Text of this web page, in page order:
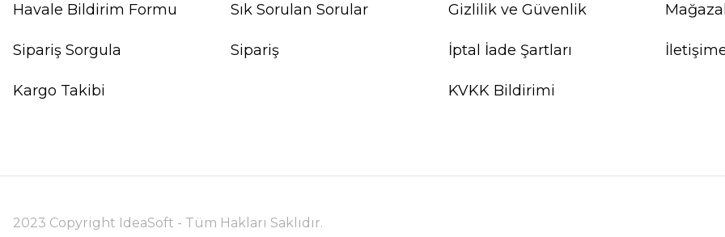
Havale Bildirim Formu
Sipariş Sorgula
Kargo Takibi
Sık Sorulan Sorular
Sipariş
Gizlilik ve Güvenlik
İptal İade Şartları
KVKK Bildirimi
2023 Copyright IdeaSoft - Tüm Hakları Saklıdır.